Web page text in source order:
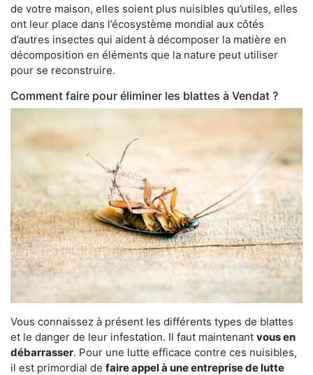
de votre maison, elles soient plus nuisibles qu’utiles, elles
ont leur place dans l’écosystème mondial aux côtés
d’autres insectes qui aident à décomposer la matière en
décomposition en éléments que la nature peut utiliser
pour se reconstruire.
Comment faire pour éliminer les blattes à Vendat ?
Vous connaissez à présent les différents types de blattes
et le danger de leur infestation. Il faut maintenant vous en
débarrasser. Pour une lutte efficace contre ces nuisibles,
il est primordial de faire appel à une entreprise de lutte